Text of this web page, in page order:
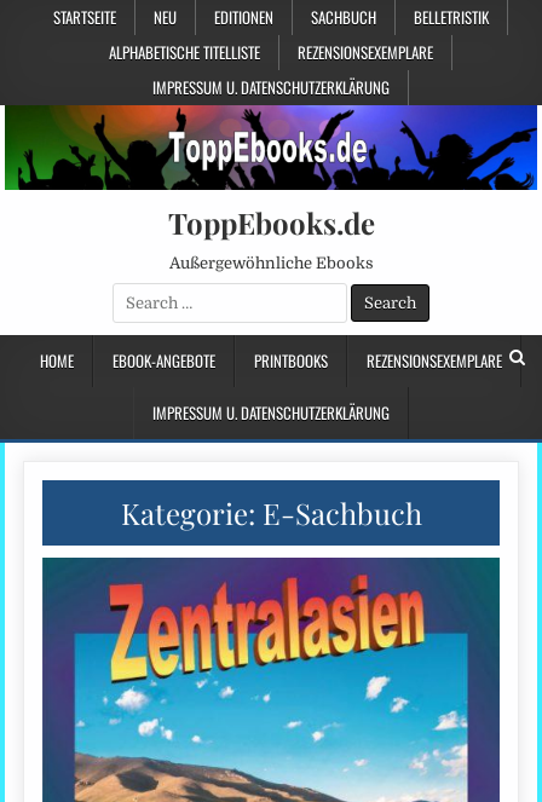
STARTSEITE NEU EDITIONEN SACHBUCH
BELLETRISTIK
ALPHABETISCHE TITELLISTE
REZENSIONSEXEMPLARE
IMPRESSUM U. DATENSCHUTZERKLÄRUNG
ToppEbooks.de
Außergewöhnliche Ebooks
Search
for:
HOME EBOOK-ANGEBOTE PRINTBOOKS REZENSIONSEXEMPLARE
IMPRESSUM U. DATENSCHUTZERKLÄRUNG
Kategorie: E-Sachbuch